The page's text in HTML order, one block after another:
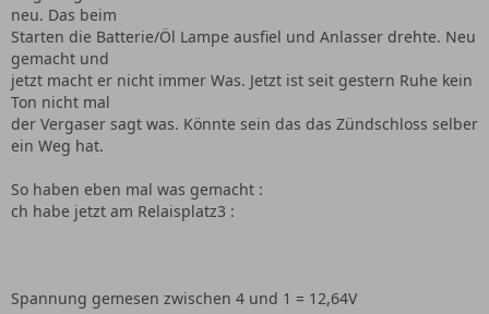
neu. Das beim
Starten die Batterie/Öl Lampe ausfiel und Anlasser drehte. Neu
gemacht und
jetzt macht er nicht immer Was. Jetzt ist seit gestern Ruhe kein
Ton nicht mal
der Vergaser sagt was. Könnte sein das das Zündschloss selber
ein Weg hat.
So haben eben mal was gemacht :
ch habe jetzt am Relaisplatz3 :
Spannung gemesen zwischen 4 und 1 = 12,64V